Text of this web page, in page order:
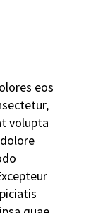
eos
volupta